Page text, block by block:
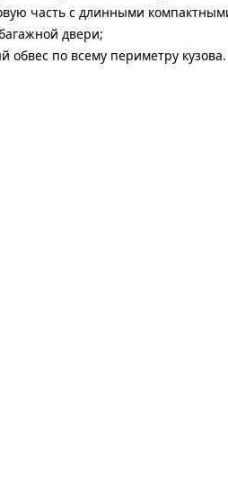
часть с длинными
двери;
обвес по всему периметру кузова.